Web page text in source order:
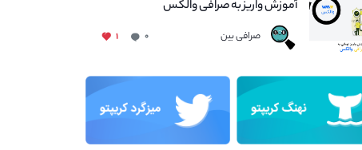
آموزش واریز به صرافی والکس
صرافی بین ۰ ۱